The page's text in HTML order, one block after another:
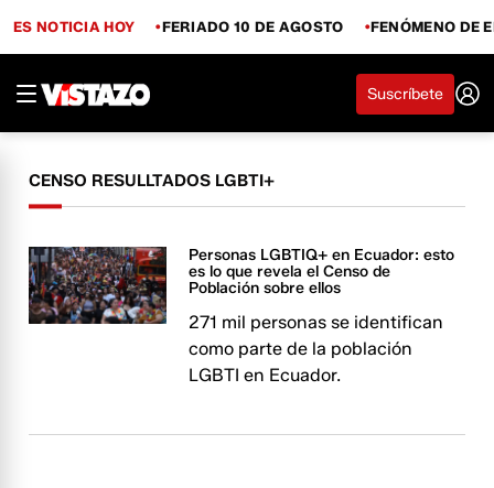
ES NOTICIA HOY FERIADO 10 DE AGOSTO FENÓMENO DE
Suscríbete
CENSO RESULLTADOS LGBTI+
Personas LGBTIQ+ en Ecuador: esto
es lo que revela el Censo de
Población sobre ellos
271 mil personas se identifican
como parte de la población
LGBTI en Ecuador.